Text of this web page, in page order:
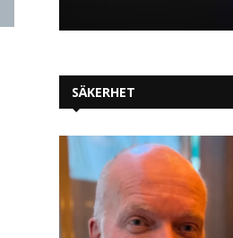
AI-arbetsflöden för halvledar-
och...
SÄKERHET